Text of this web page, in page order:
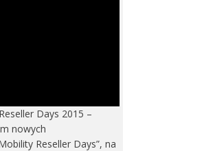
Days 2015 –
nowych
Reseller Days”, na